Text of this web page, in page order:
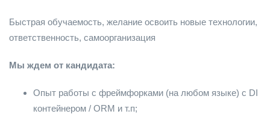
Быстрая обучаемость, желание освоить новые технологии,
ответственность, самоорганизация
Мы ждем от кандидата:
Опыт работы с фреймфорками (на любом языке) с DI
контейнером / ORM и т.п;